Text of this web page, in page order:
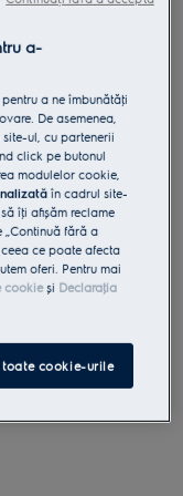
- 4 buc
- 4 linguri
- 4 buc
- 200g
- 80ml
- 120g
- 30ml
a-
a ne îmbunătăţi
De asemenea,
ul, cu partenerii
click pe butonul
modulelor cookie,
în cadrul site-
îţi afișăm reclame
fără a
ce poate afecta
oferi. Pentru mai
cookieși Declaraţia
toate cookie-urile